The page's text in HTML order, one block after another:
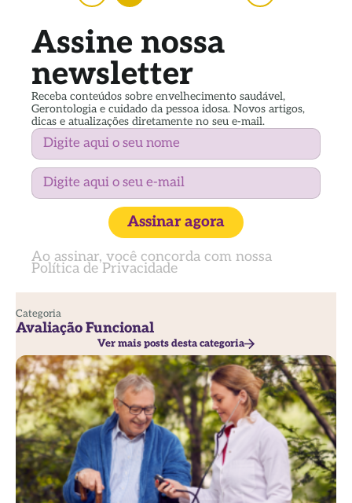
Assine nossa
newsletter
Receba conteúdos sobre envelhecimento saudável,
Gerontologia e cuidado da pessoa idosa. Novos artigos,
dicas e atualizações diretamente no seu e-mail.
Assinar agora
Ao assinar, você concorda com nossa
Política de Privacidade
Categoria
Avaliação Funcional
Ver mais posts desta categoria